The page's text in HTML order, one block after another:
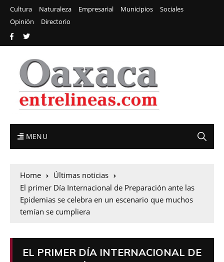
Cultura Naturaleza Empresarial Municipios
Sociales
Opinión
Directorio
MENU
Home
Últimas noticias
El primer Día Internacional de Preparación ante las
Epidemias se celebra en un escenario que muchos
temían se cumpliera
EL PRIMER DÍA INTERNACIONAL DE